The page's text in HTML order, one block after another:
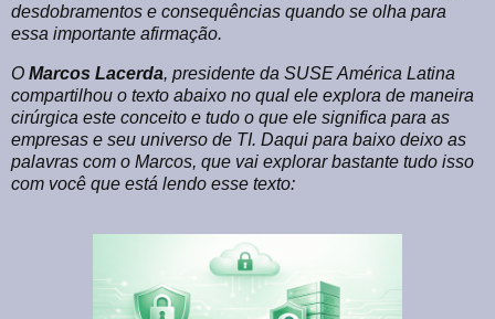
desdobramentos e consequências quando se olha para
essa importante afirmação.
O Marcos Lacerda, presidente da SUSE América Latina
compartilhou o texto abaixo no qual ele explora de maneira
cirúrgica este conceito e tudo o que ele significa para as
empresas e seu universo de TI. Daqui para baixo deixo as
palavras com o Marcos, que vai explorar bastante tudo isso
com você que está lendo esse texto: